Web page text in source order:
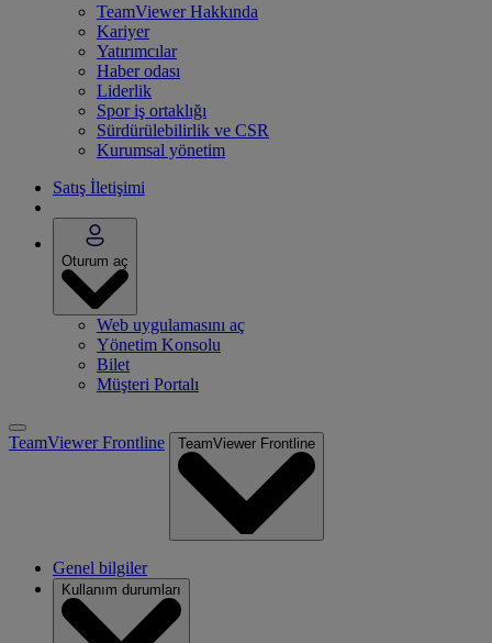
TeamViewer Hakkında
Kariyer
Yatırımcılar
Haber odası
Liderlik
Spor iş ortaklığı
Sürdürülebilirlik ve CSR
Kurumsal yönetim
Satış İletişimi
Oturum aç
Web uygulamasını aç
Yönetim Konsolu
Bilet
Müşteri Portalı
TeamViewer Frontline TeamViewer Frontline
Genel bilgiler
Kullanım durumları